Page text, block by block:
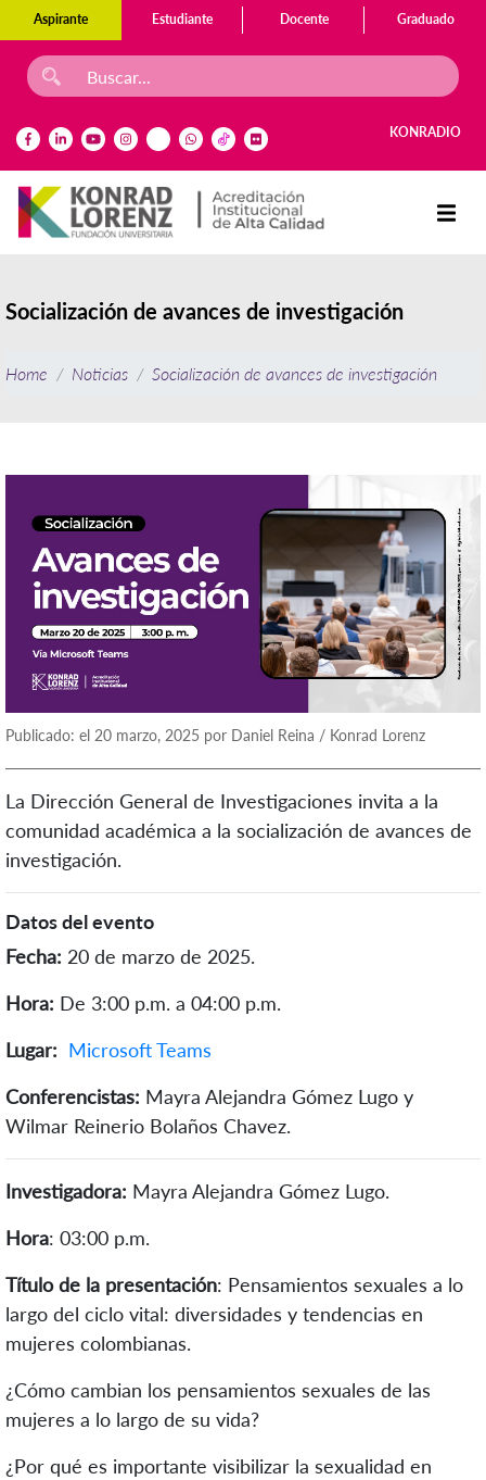
Aspirante Estudiante Docente Graduado
KONRADIO
Socialización de avances de investigación
Home Noticias Socialización de avances de investigación
Publicado: el 20 marzo, 2025 por Daniel Reina / Konrad Lorenz
La Dirección General de Investigaciones invita a la
comunidad académica a la socialización de avances de
investigación.
Datos del evento
Fecha: 20 de marzo de 2025.
Hora: De 3:00 p.m. a 04:00 p.m.
Lugar: Microsoft Teams
Conferencistas: Mayra Alejandra Gómez Lugo y
Wilmar Reinerio Bolaños Chavez.
Investigadora: Mayra Alejandra Gómez Lugo.
Hora: 03:00 p.m.
Título de la presentación: Pensamientos sexuales a lo
largo del ciclo vital: diversidades y tendencias en
mujeres colombianas.
¿Cómo cambian los pensamientos sexuales de las
mujeres a lo largo de su vida?
¿Por qué es importante visibilizar la sexualidad en